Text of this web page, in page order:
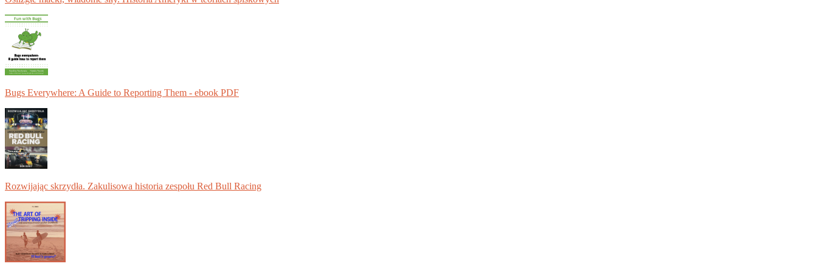
Bugs Everywhere: A Guide to Reporting Them - ebook PDF
Rozwijając skrzydła. Zakulisowa historia zespołu Red Bull Racing